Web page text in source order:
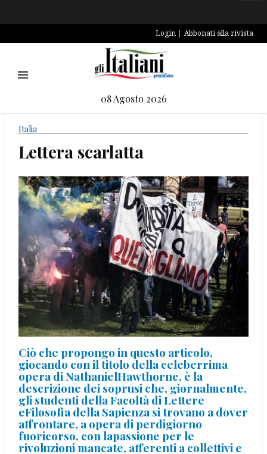
Login Abbonati alla rivista
08 Agosto 2026
Italia
Lettera scarlatta
Ciò che propongo in questo articolo,
giocando con il titolo della celeberrima
opera di NathanielHawthorne, è la
descrizione dei soprusi che, giornalmente,
gli studenti della Facoltà di Lettere
eFilosofia della Sapienza si trovano a dover
affrontare, a opera di perdigiorno
fuoricorso, con lapassione per le
rivoluzioni mancate, afferenti a collettivi e